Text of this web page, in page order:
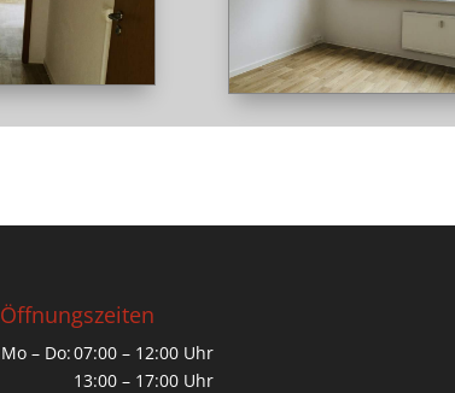
Öffnungszeiten
Mo – Do:07:00 – 12:00 Uhr
13:00 – 17:00 Uhr